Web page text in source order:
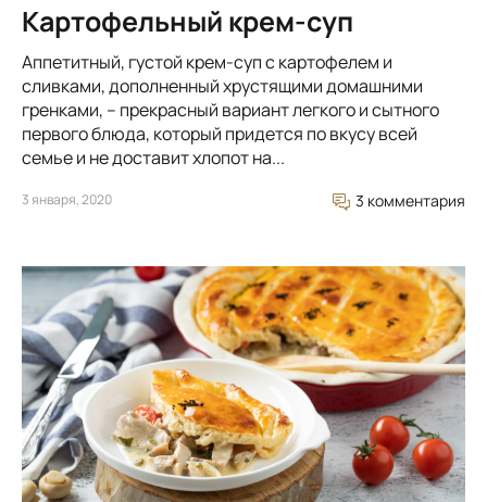
Картофельный крем-суп
Аппетитный, густой крем-суп с картофелем и
сливками, дополненный хрустящими домашними
гренками, – прекрасный вариант легкого и сытного
первого блюда, который придется по вкусу всей
семье и не доставит хлопот на...
3 января, 2020 3 комментария